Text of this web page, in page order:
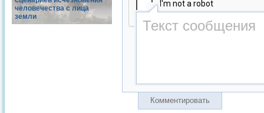
человечества с лица
земли
Комментировать